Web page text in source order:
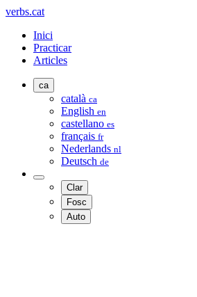
verbs.cat
Inici
Practicar
Articles
ca
català ca
English en
castellano es
français fr
Nederlands nl
Deutsch de
Clar
Fosc
Auto